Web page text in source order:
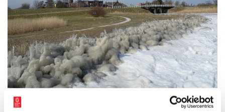
Foto: Ab van der Deure.